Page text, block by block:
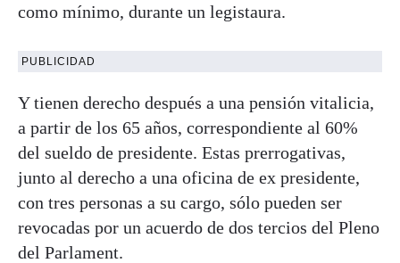
como mínimo, durante un legistaura.
PUBLICIDAD
Y tienen derecho después a una pensión vitalicia,
a partir de los 65 años, correspondiente al 60%
del sueldo de presidente. Estas prerrogativas,
junto al derecho a una oficina de ex presidente,
con tres personas a su cargo, sólo pueden ser
revocadas por un acuerdo de dos tercios del Pleno
del Parlament.